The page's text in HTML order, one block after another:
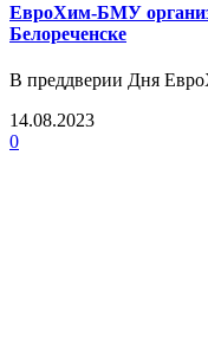
ЕвроХим-БМУ
Белореченске
В преддверии Дня
14.08.2023
0